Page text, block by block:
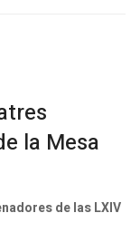
la Mesa
de las LXIV